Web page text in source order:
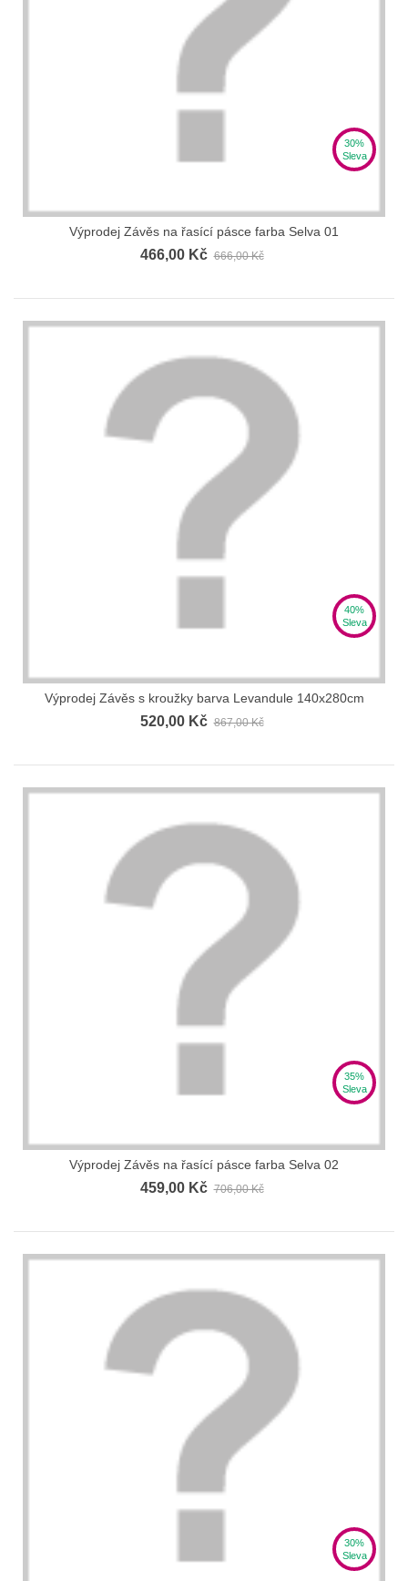
30%
Sleva
Výprodej Závěs na řasící pásce farba Selva 01
466,00 Kč 666,00 Kč
40%
Sleva
Výprodej Závěs s kroužky barva Levandule 140x280cm
520,00 Kč 867,00 Kč
35%
Sleva
Výprodej Závěs na řasící pásce farba Selva 02
459,00 Kč 706,00 Kč
30%
Sleva